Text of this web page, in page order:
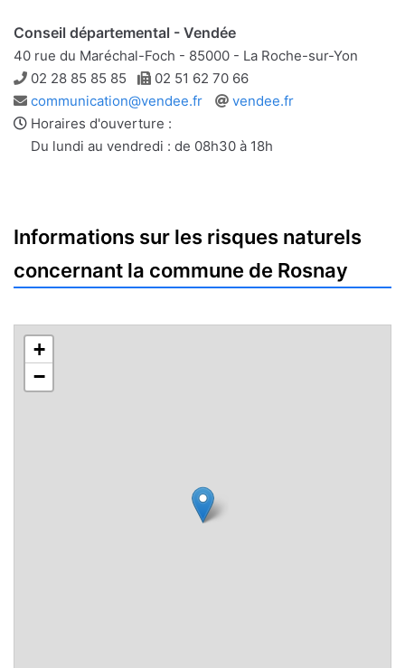
Conseil départemental - Vendée
40 rue du Maréchal-Foch - 85000 - La Roche-sur-Yon
Téléphone
02 28 85 85 85 Télécopie
02 51 62 70 66
Adresse
e-
mail
communication@vendee.fr
Site
vendee.fr
Horaires d'ouverture :
Du lundi au vendredi : de 08h30 à 18h
Informations sur les risques naturels
concernant la commune de Rosnay
+
−